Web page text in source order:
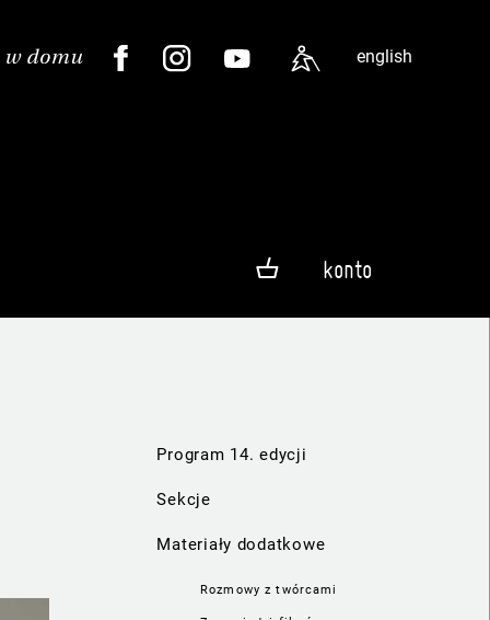
english
konto
Program 14. edycji
Sekcje
Materiały dodatkowe
Rozmowy z twórcami